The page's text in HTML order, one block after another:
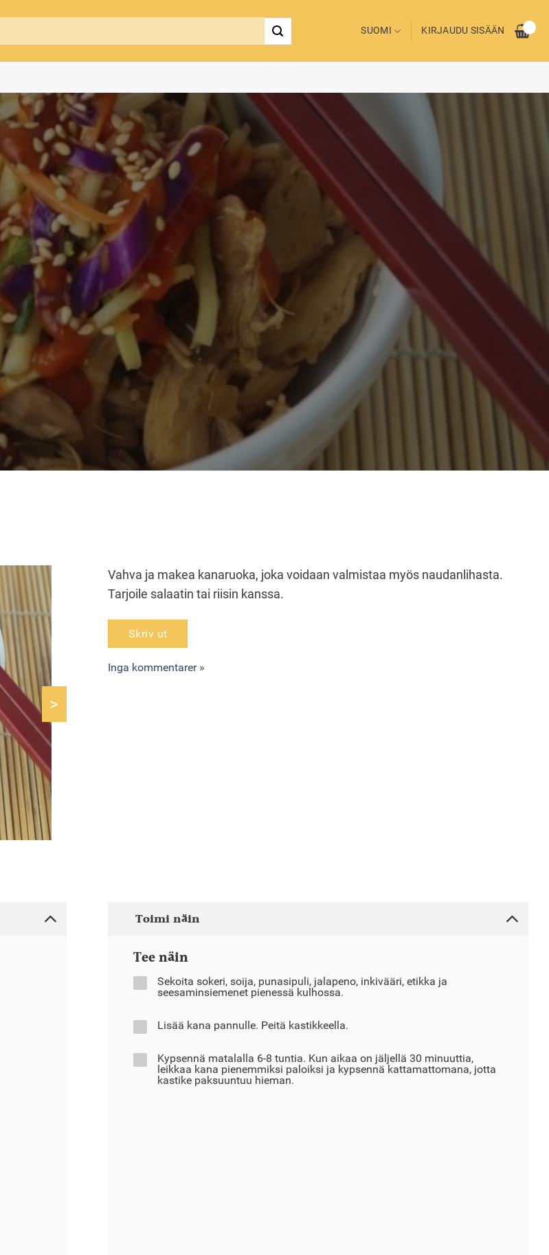
SUOMI KIRJAUDU SISÄÄN
>
Vahva ja makea kanaruoka, joka voidaan valmistaa myös naudanlihasta.
Tarjoile salaatin tai riisin kanssa.
Skriv ut
Inga kommentarer »
Toimi näin
Tee näin
Sekoita sokeri, soija, punasipuli, jalapeno, inkivääri, etikka ja
seesaminsiemenet pienessä kulhossa.
Lisää kana pannulle. Peitä kastikkeella.
Kypsennä matalalla 6-8 tuntia. Kun aikaa on jäljellä 30 minuuttia,
leikkaa kana pienemmiksi paloiksi ja kypsennä kattamattomana, jotta
kastike paksuuntuu hieman.